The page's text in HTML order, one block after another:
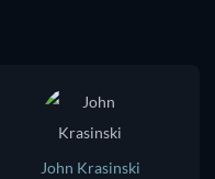
John Krasinski